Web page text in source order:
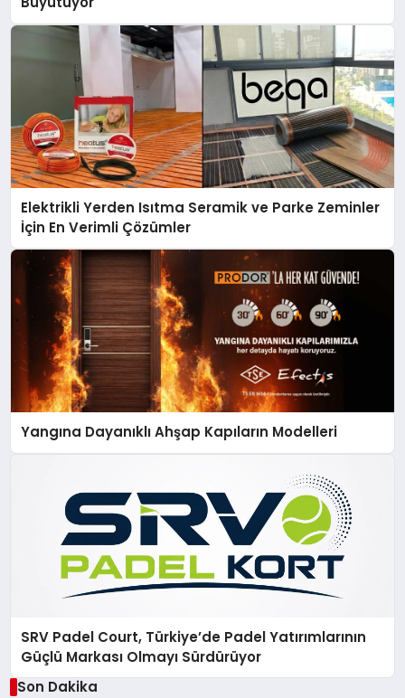
Elektrikli Yerden Isıtma Seramik ve Parke Zeminler
İçin En Verimli Çözümler
Yangına Dayanıklı Ahşap Kapıların Modelleri
SRV Padel Court, Türkiye’de Padel Yatırımlarının
Güçlü Markası Olmayı Sürdürüyor
Son Dakika